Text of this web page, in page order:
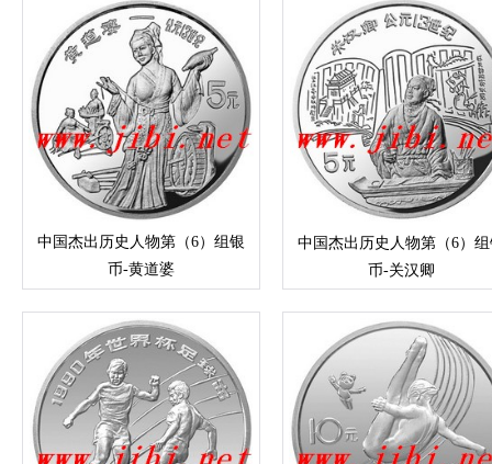
中国杰出历史人物第（6）组银
币-黄道婆
中国杰出历史人物第（6）
币-关汉卿